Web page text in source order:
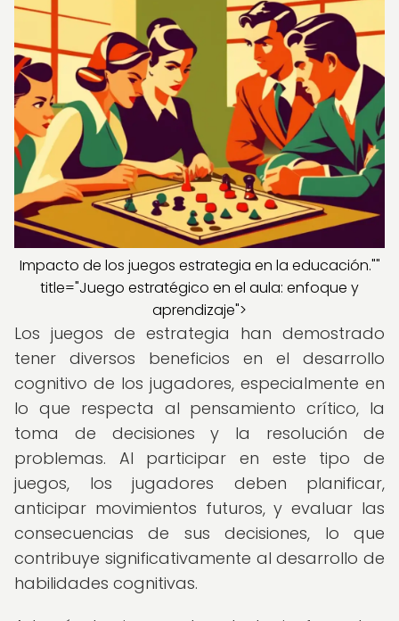
Impacto de los juegos estrategia en la educación.""
title="Juego estratégico en el aula: enfoque y
aprendizaje">
Los juegos de estrategia han demostrado
tener diversos beneficios en el desarrollo
cognitivo de los jugadores, especialmente en
lo que respecta al pensamiento crítico, la
toma de decisiones y la resolución de
problemas. Al participar en este tipo de
juegos, los jugadores deben planificar,
anticipar movimientos futuros, y evaluar las
consecuencias de sus decisiones, lo que
contribuye significativamente al desarrollo de
habilidades cognitivas.